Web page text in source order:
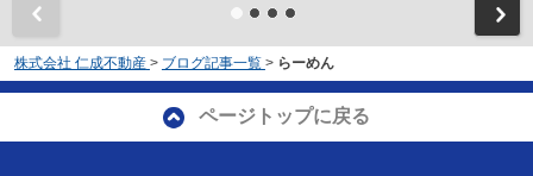
株式会社 仁成不動産 > ブログ記事一覧 > らーめん
ページトップに戻る